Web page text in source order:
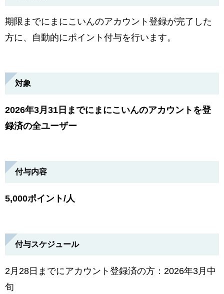
期限までにまにこいんのアカウント登録が完了した
方に、自動的にポイント付与を行います。
対象
2026年3月31日までにまにこいんのアカウントを登
録済の全ユーザー
付与内容
5,000ポイント/人
付与スケジュール
2月28日までにアカウント登録済の方：2026年3月中
旬